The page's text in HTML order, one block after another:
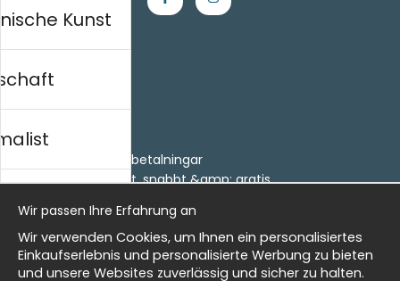
Einkaufen
Villkor
- Returer och återbetalningar
- Leverans - enkelt, snabbt &amp; gratis
Meine Favoriten
Information
Kunst
history
Wir passen Ihre Erfahrung an
Wir verwenden Cookies, um Ihnen ein personalisiertes
Einkaufserlebnis und personalisierte Werbung zu bieten
und unsere Websites zuverlässig und sicher zu halten.